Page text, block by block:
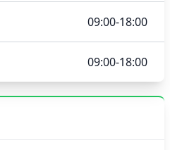
09:00-18:00
09:00-18:00